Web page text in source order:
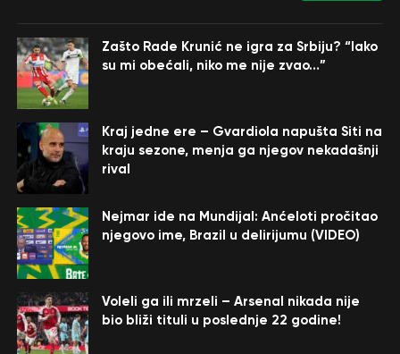
Zašto Rade Krunić ne igra za Srbiju? “Iako
su mi obećali, niko me nije zvao…”
Kraj jedne ere – Gvardiola napušta Siti na
kraju sezone, menja ga njegov nekadašnji
rival
Nejmar ide na Mundijal: Anćeloti pročitao
njegovo ime, Brazil u delirijumu (VIDEO)
Voleli ga ili mrzeli – Arsenal nikada nije
bio bliži tituli u poslednje 22 godine!